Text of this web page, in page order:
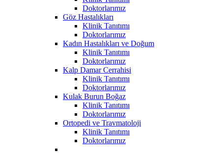
Doktorlarımız
Göz Hastalıkları
Klinik Tanıtımı
Doktorlarımız
Kadın Hastalıkları ve Doğum
Klinik Tanıtımı
Doktorlarımız
Kalp Damar Cerrahisi
Klinik Tanıtımı
Doktorlarımız
Kulak Burun Boğaz
Klinik Tanıtımı
Doktorlarımız
Ortopedi ve Travmatoloji
Klinik Tanıtımı
Doktorlarımız